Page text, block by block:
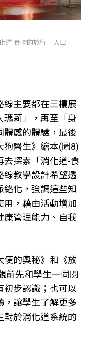
道-食物的旅行」入口
線主要都在三樓展
瑪莉」，再至「身
體感的體驗，最後
狗醫生》繪本(圖8)
去探索「消化道-食
線教學設計希望透
絡化，強調這些知
用，藉由活動增加
康管理能力、自我
便的奧秘》和《放
前先和學生一同閱
初步認識；也可以
，讓學生了解更多
對於消化道系統的